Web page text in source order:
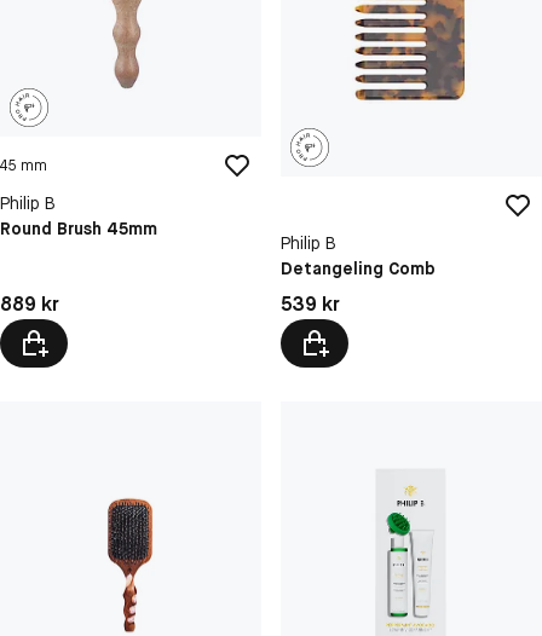
45 mm
Philip B
Round Brush 45mm
Pris: 889 kr
889 kr
Philip B
Detangeling Comb
Pris: 539 kr
539 kr